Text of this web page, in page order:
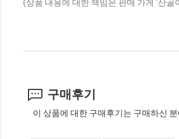
(상품 내용에 대한 책임은 판매 가게 '산
구매후기
이 상품에 대한 구매후기는 구매하신 분